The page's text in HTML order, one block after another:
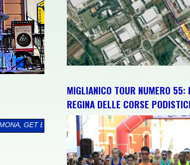
ALLA CARICA. PROGETTO DI TRATTAMENTO
MIGLIANICO TOUR NUMERO 55:
REGINA DELLE CORSE